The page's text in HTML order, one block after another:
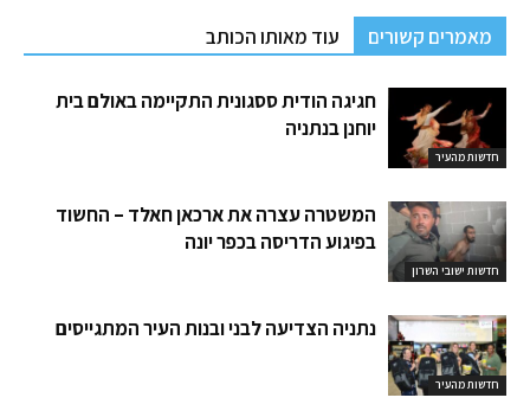
מאמרים קשורים עוד מאותו הכותב
חדשות מהעיר
חגיגה הודית ססגונית התקיימה באולם בית
יוחנן בנתניה
חדשות ישובי השרון
המשטרה עצרה את ארכאן חאלד – החשוד
בפיגוע הדריסה בכפר יונה
חדשות מהעיר
נתניה הצדיעה לבני ובנות העיר המתגייסים